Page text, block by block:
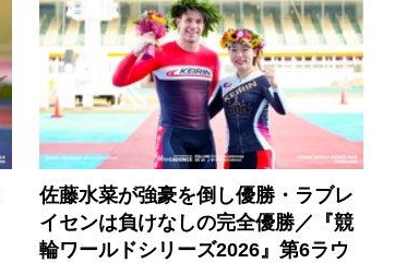
佐藤水菜が強豪を倒し優勝・ラブレ
イセンは負けなしの完全優勝／『競
輪ワールドシリーズ2026』第6ラウ